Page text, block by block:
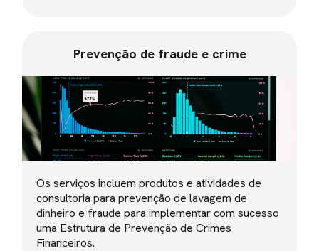
Prevenção de fraude e crime
Os serviços incluem produtos e atividades de
consultoria para prevenção de lavagem de
dinheiro e fraude para implementar com sucesso
uma Estrutura de Prevenção de Crimes
Financeiros.